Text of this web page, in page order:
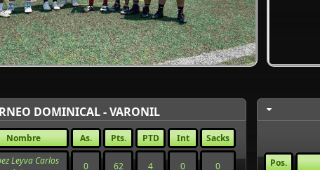
DOMINICAL - VARONIL
Nombre As. Pts. PTD Int Sacks
Leyva Carlos
0 62 4 0 0 Pos.